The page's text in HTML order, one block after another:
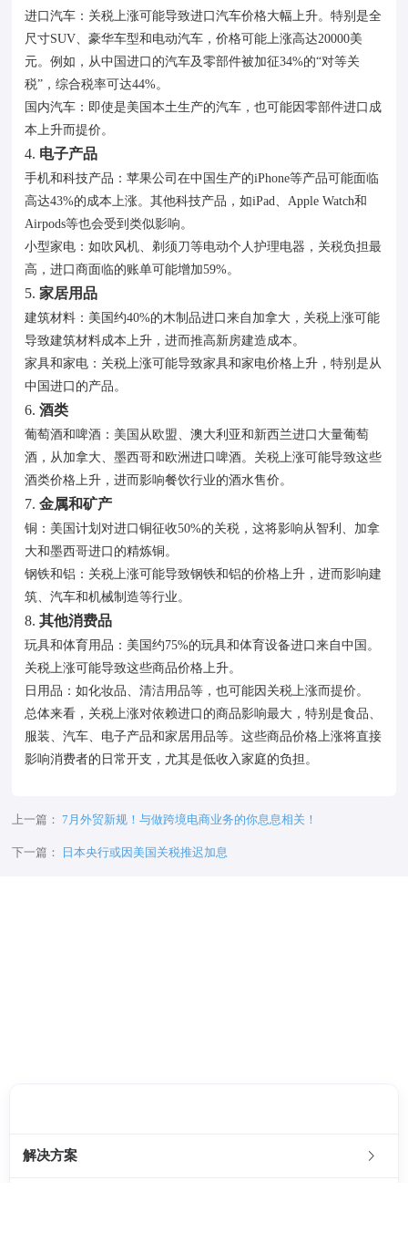
进口汽车：关税上涨可能导致进口汽车价格大幅上升。特别是全
尺寸SUV、豪华车型和电动汽车，价格可能上涨高达20000美
元。例如，从中国进口的汽车及零部件被加征34%的“对等关
税”，综合税率可达44%。
国内汽车：即使是美国本土生产的汽车，也可能因零部件进口成
本上升而提价。
4. 电子产品
手机和科技产品：苹果公司在中国生产的iPhone等产品可能面临
高达43%的成本上涨。其他科技产品，如iPad、Apple Watch和
Airpods等也会受到类似影响。
小型家电：如吹风机、剃须刀等电动个人护理电器，关税负担最
高，进口商面临的账单可能增加59%。
5.家居用品
建筑材料：美国约40%的木制品进口来自加拿大，关税上涨可能
导致建筑材料成本上升，进而推高新房建造成本。
家具和家电：关税上涨可能导致家具和家电价格上升，特别是从
中国进口的产品。
6.酒类
葡萄酒和啤酒：美国从欧盟、澳大利亚和新西兰进口大量葡萄
酒，从加拿大、墨西哥和欧洲进口啤酒。关税上涨可能导致这些
酒类价格上升，进而影响餐饮行业的酒水售价。
7.金属和矿产
铜：美国计划对进口铜征收50%的关税，这将影响从智利、加拿
大和墨西哥进口的精炼铜。
钢铁和铝：关税上涨可能导致钢铁和铝的价格上升，进而影响建
筑、汽车和机械制造等行业。
8.其他消费品
玩具和体育用品：美国约75%的玩具和体育设备进口来自中国。
关税上涨可能导致这些商品价格上升。
日用品：如化妆品、清洁用品等，也可能因关税上涨而提价。
总体来看，关税上涨对依赖进口的商品影响最大，特别是食品、
服装、汽车、电子产品和家居用品等。这些商品价格上涨将直接
影响消费者的日常开支，尤其是低收入家庭的负担。
上一篇： 7月外贸新规！与做跨境电商业务的你息息相关！
下一篇： 日本央行或因美国关税推迟加息
解决方案